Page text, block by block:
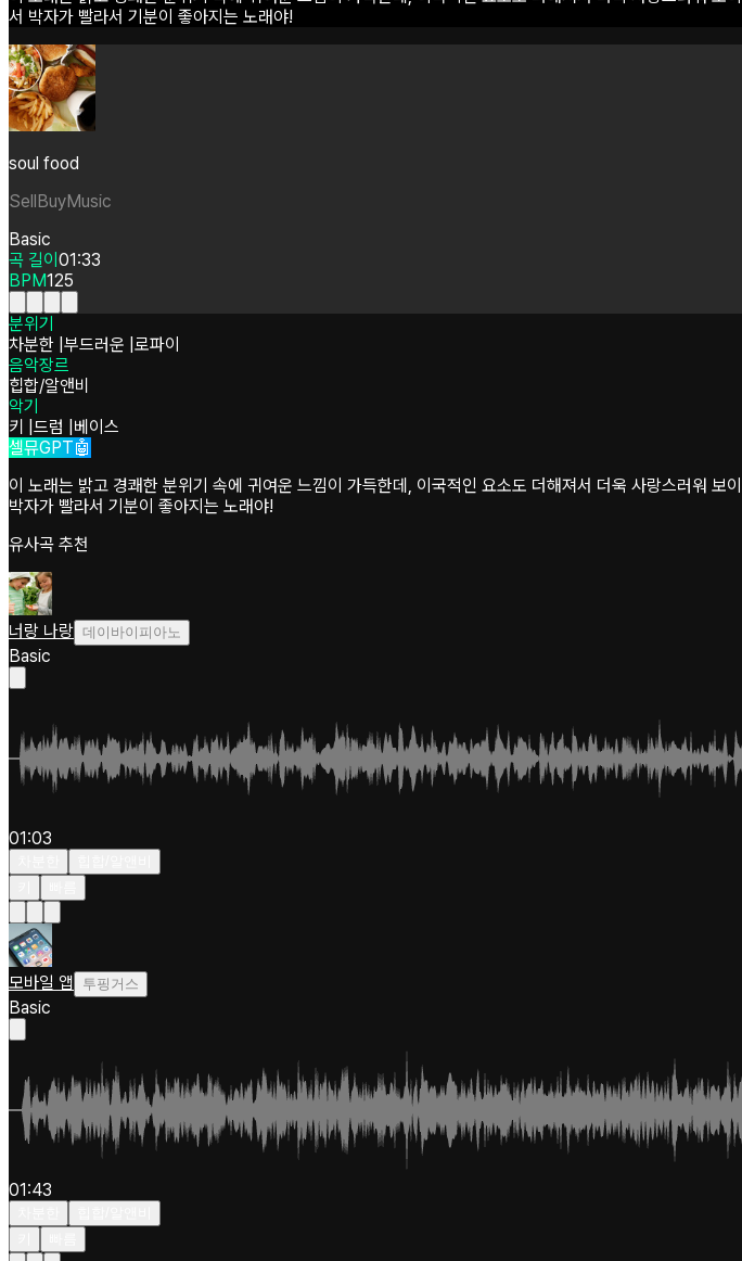
서 박자가 빨라서 기분이 좋아지는 노래야!
soul food
SellBuyMusic
Basic
곡 길이 01:33
BPM125
분위기
차분한 부드러운 로파이
음악장르
힙합/알앤비
악기
키 드럼
베이스
셀뮤GPT🤖
이 노래는 밝고 경쾌한 분위기 속에 귀여운 느낌이 가득한데, 이국적인 요소도 더해져서 더욱 사랑스러워
박자가 빨라서 기분이 좋아지는 노래야!
유사곡 추천
너랑 나랑 데이바이피아노
Basic
01:03
모바일 앱 투핑거스
Basic
01:43